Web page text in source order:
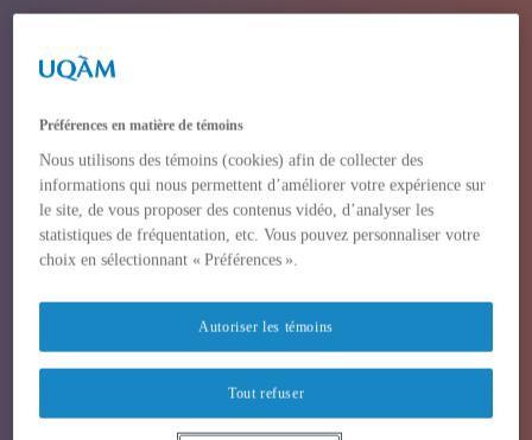
Préférences en matière de témoins
Nous utilisons des témoins (cookies) afin de collecter des
informations qui nous permettent d’améliorer votre expérience sur
le site, de vous proposer des contenus vidéo, d’analyser les
statistiques de fréquentation, etc. Vous pouvez personnaliser votre
choix en sélectionnant « Préférences ».
Tout refuser
Autoriser les témoins